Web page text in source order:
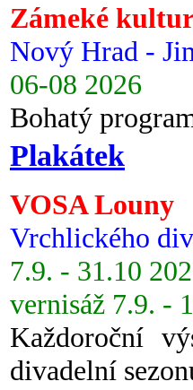
Zámeké
Nový Hrad -
06-08 2026
Bohatý
Plakátek
VOSA Louny
Vrchlického
7.9. - 31.10
vernisáž 7.9. -
Každoroční
divadelní